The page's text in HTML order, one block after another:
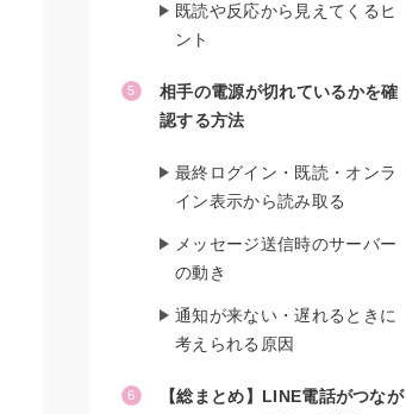
既読や反応から見えてくるヒ
ント
相手の電源が切れているかを確
認する方法
最終ログイン・既読・オンラ
イン表示から読み取る
メッセージ送信時のサーバー
の動き
通知が来ない・遅れるときに
考えられる原因
【総まとめ】LINE電話がつなが